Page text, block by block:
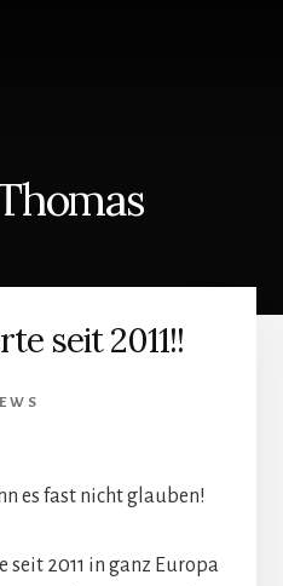
seit 2011!!
es fast nicht glauben!
seit 2011 in ganz Europa